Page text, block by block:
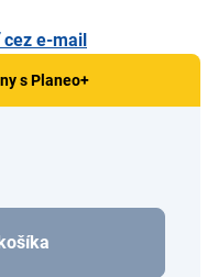
e-mail
s Planeo+